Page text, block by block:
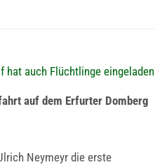
hat auch Flüchtlinge eingeladen
auf dem Erfurter Domberg
Neymeyr die erste